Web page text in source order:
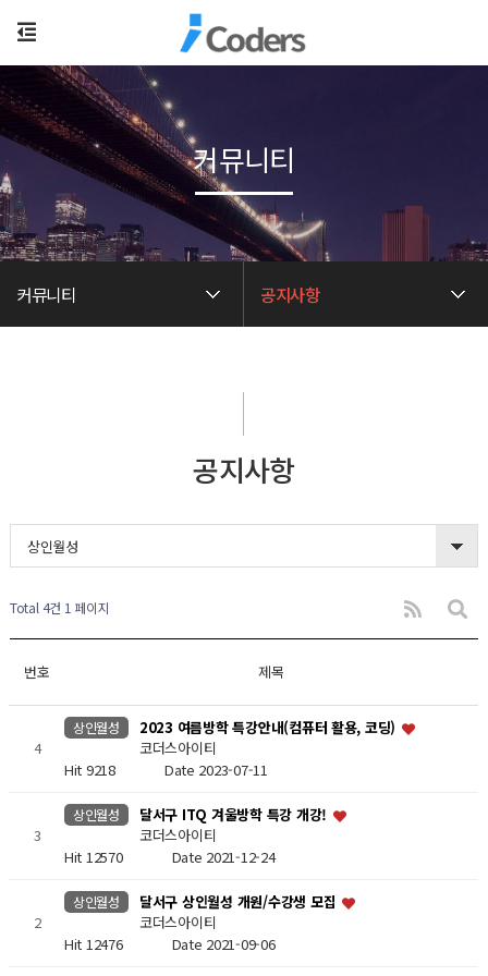
커뮤니티 공지사항
커뮤니티
공지사항
상인월성
Total 4건 1 페이지
번호 제목
4
상인월성
2023 여름방학 특강안내(컴퓨터 활용, 코딩)
코더스아이티
Hit 9218 Date 2023-07-11
3
상인월성
달서구 ITQ 겨울방학 특강 개강!
코더스아이티
Hit 12570 Date 2021-12-24
2
상인월성
달서구 상인월성 개원/수강생 모집
코더스아이티
Hit 12476 Date 2021-09-06